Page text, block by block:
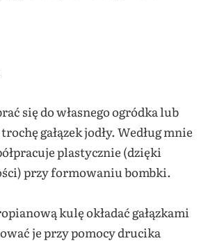
się do własnego ogródka lub
gałązek jodły. Według mnie
plastycznie (dzięki
przy formowaniu bombki.
kulę okładać gałązkami
je przy pomocy drucika